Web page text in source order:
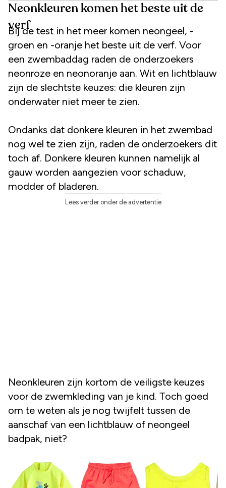
Neonkleuren komen het beste uit de
verf
Bij de test in het meer komen neongeel, -
groen en -oranje het beste uit de verf. Voor
een zwembaddag raden de onderzoekers
neonroze en neonoranje aan. Wit en lichtblauw
zijn de slechtste keuzes: die kleuren zijn
onderwater niet meer te zien.
Ondanks dat donkere kleuren in het zwembad
nog wel te zien zijn, raden de onderzoekers dit
toch af. Donkere kleuren kunnen namelijk al
gauw worden aangezien voor schaduw,
modder of bladeren.
Lees verder onder de advertentie
Neonkleuren zijn kortom de veiligste keuzes
voor de zwemkleding van je kind. Toch goed
om te weten als je nog twijfelt tussen de
aanschaf van een lichtblauw of neongeel
badpak, niet?